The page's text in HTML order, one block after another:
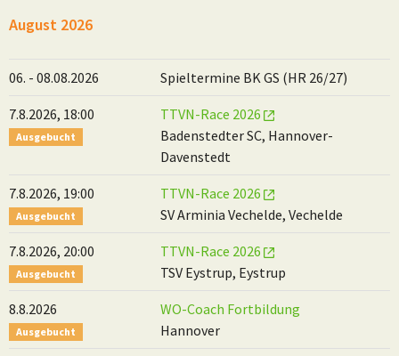
August 2026
06. - 08.08.2026 Spieltermine BK GS (HR 26/27)
7.8.2026, 18:00
Ausgebucht
TTVN-Race 2026
Badenstedter SC, Hannover-
Davenstedt
7.8.2026, 19:00
Ausgebucht
TTVN-Race 2026
SV Arminia Vechelde, Vechelde
7.8.2026, 20:00
Ausgebucht
TTVN-Race 2026
TSV Eystrup, Eystrup
8.8.2026
Ausgebucht
WO-Coach Fortbildung
Hannover